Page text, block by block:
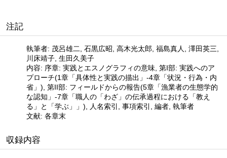
注記
執筆者: 茂呂雄二, 石黒広昭, 高木光太郎, 福島真人, 澤田英三,
川床靖子, 生田久美子
内容: 序章: 実践とエスノグラフィの意味, 第I部: 実践へのア
プローチ(1章「具体性と実践の描出」-4章「状況・行為・内
省」), 第II部: フィールドからの報告(5章「漁業者の生態学的
な認知」-7章「職人の「わざ」の伝承過程における「教え
る」と「学ぶ」」), 人名索引, 事項索引, 編者, 執筆者
文献: 各章末
収録内容